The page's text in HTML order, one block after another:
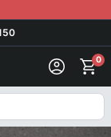
0